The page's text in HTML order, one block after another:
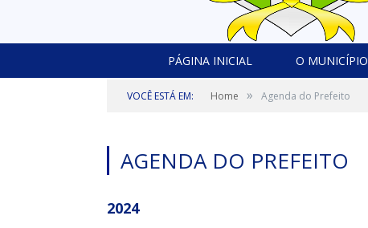
PÁGINA INICIAL O MUNICÍPIO
VOCÊ ESTÁ EM: Home » Agenda do Prefeito
AGENDA DO PREFEITO
2024